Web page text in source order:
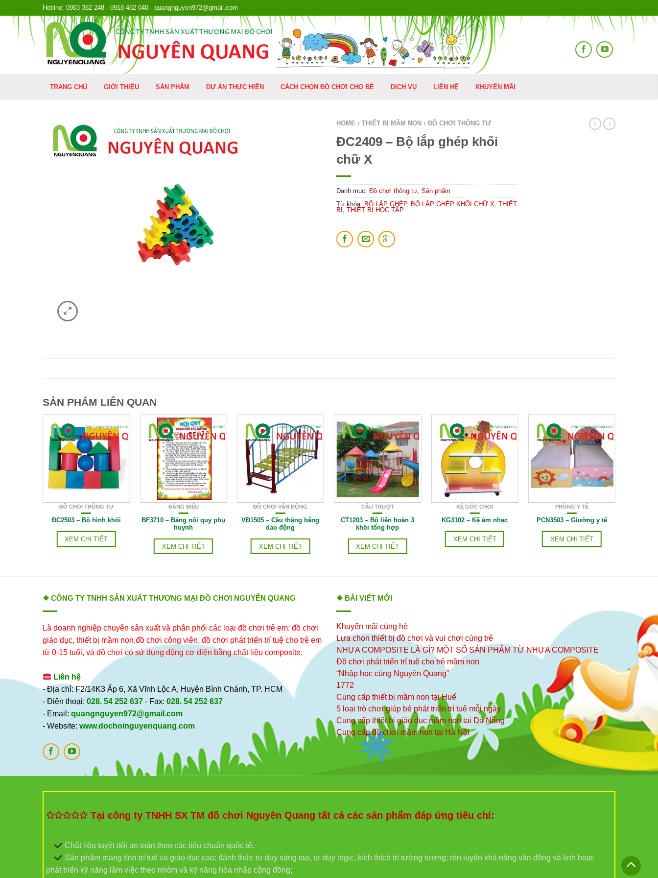
Hotline: 0903 382 248 - 0918 482 040 - quangnguyen972@gmail.com
TRANG CHỦ GIỚI THIỆU SẢN PHẨM DỰ ÁN THỰC HIỆN CÁCH CHỌN ĐỒ CHƠI CHO BÉ DỊCH VỤ LIÊN HỆ KHUYẾN MÃI
HOME / THIẾT BỊ MẦM NON / ĐỒ CHƠI THÔNG TƯ
ĐC2409 – Bộ lắp ghép khối
chữ X
Danh mục: Đồ chơi thông tư Sản phẩm
Từ khóa: BỘ LẮP GHÉP, BỘ LẮP GHÉP KHỐI CHỮ X THIẾT
BỊ
THIẾT BỊ HỌC TẬP
SẢN PHẨM LIÊN QUAN
ĐỒ CHƠI THÔNG TƯ
ĐC2503 – Bộ hình khối
XEM CHI TIẾT
BẢNG BIỂU
BF3710 – Bảng nội quy phụ
huynh
XEM CHI TIẾT
ĐỒ CHƠI VẬN ĐỘNG
VĐ1505 – Cầu thăng bằng
dao động
XEM CHI TIẾT
CẦU TRƯỢT
CT1203 – Bộ liên hoàn 3
khối tổng hợp
XEM CHI TIẾT
KỆ GÓC CHƠI
KG3102 – Kệ âm nhạc
XEM CHI TIẾT
PHÒNG Y TẾ
PCN3503 – Giường y tế
XEM CHI TIẾT
❖ CÔNG TY TNHH SẢN XUẤT THƯƠNG MẠI ĐỒ CHƠI NGUYÊN QUANG
Là doanh nghiệp chuyên sản xuất và phân phối các loại đồ chơi trẻ em: đồ chơi
giáo dục, thiết bị mầm non,đồ chơi công viên, đồ chơi phát triển trí tuệ cho trẻ em
từ 0-15 tuổi, và đồ chơi có sử dụng động cơ điện bằng chất liệu composite.
Liên hệ
- Địa chỉ: F2/14K3 Ấp 6, Xã Vĩnh Lộc A, Huyện Bình Chánh, TP. HCM
- Điện thoại: 028. 54 252 637 - Fax: 028. 54 252 637
- Email: quangnguyen972@gmail.com
- Website: www.dochoinguyenquang.com
❖ BÀI VIẾT MỚI
Khuyến mãi cùng hè
Lựa chọn thiết bị đồ chơi và vui chơi cùng trẻ
NHỰA COMPOSITE LÀ GÌ? MỘT SỐ SẢN PHẨM TỪ NHỰA COMPOSITE
Đồ chơi phát triển trí tuệ cho trẻ mầm non
“Nhập học cùng Nguyên Quang”
1772
Cung cấp thiết bị mầm non tại Huế
5 loại trò chơi giúp bé phát triển trí tuệ mỗi ngày
Cung cấp thiết bị giáo dục mầm non tại Đà Nẵng
Cung cấp đồ chơi mầm non tại Hà Nội
✩✩✩✩✩ Tại công ty TNHH SX TM đồ chơi Nguyên Quang tất cả các sản phẩm đáp ứng tiêu chí:
Chất liệu tuyệt đối an toàn theo các tiêu chuẩn quốc tế.
Sản phẩm mang tính trí tuệ và giáo dục cao: đánh thức tư duy sáng tạo, tư duy logic, kích thích trí tưởng tượng; rèn luyện khả năng vận động và linh hoạt,
phát triển kỹ năng làm việc theo nhóm và kỹ năng hòa nhập cộng đồng;